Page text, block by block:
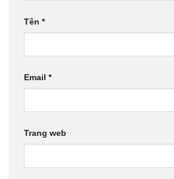
Tên *
Email *
Trang web